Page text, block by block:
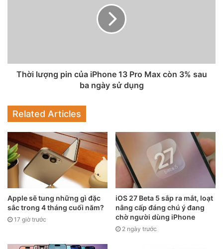
Khi tăng kích thước của mô-đun máy ảnh đồng nghĩa với
việc chiếm không gian cho các thành phần khác, chẳng hạn
như pin. Chính vì vậy Apple đã chọn tách các máy ảnh khỏi
Bằng cách này, mỗi máy ảnh có thể chứa các cảm biến lớn
hơn mà vẫn đi kèm cơ chế ổn định dịch chuyển cảm biến
buổi giới thiệu smarpthone mới vào tháng 9.
Thời lượng pin của iPhone 13 Pro Max còn 3% sau
ba ngày sử dụng
Related Articles
Apple sẽ tung những gì đặc
sắc trong 4 tháng cuối năm?
17 giờ trước
iOS 27 Beta 5 sắp ra mắt, loạt
nâng cấp đáng chú ý đang
chờ người dùng iPhone
2 ngày trước